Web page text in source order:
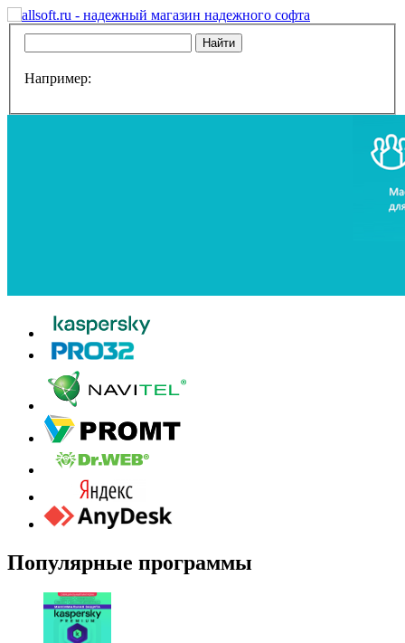
Например:
Популярные программы